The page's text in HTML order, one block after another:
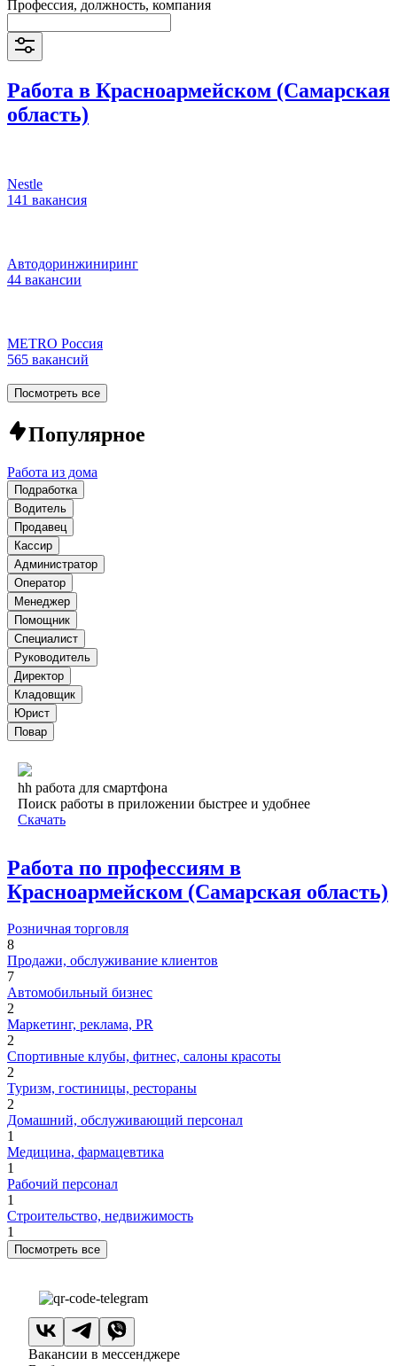
Профессия, должность, компания
Работа в Красноармейском (Самарская
область)
Nestle
141 вакансия
Автодоринжиниринг
44 вакансии
METRO Россия
565 вакансий
Посмотреть все
Популярное
Работа из дома
Подработка
Водитель
Продавец
Кассир
Администратор
Оператор
Менеджер
Помощник
Специалист
Руководитель
Директор
Кладовщик
Юрист
Повар
hh работа для смартфона
Поиск работы в приложении быстрее и удобнее
Скачать
Работа по профессиям в
Красноармейском (Самарская область)
Розничная торговля
8
Продажи, обслуживание клиентов
7
Автомобильный бизнес
2
Маркетинг, реклама, PR
2
Спортивные клубы, фитнес, салоны красоты
2
Туризм, гостиницы, рестораны
2
Домашний, обслуживающий персонал
1
Медицина, фармацевтика
1
Рабочий персонал
1
Строительство, недвижимость
1
Посмотреть все
Вакансии в мессенджере